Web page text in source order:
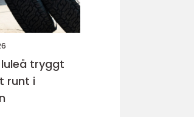
tryggt
runt i